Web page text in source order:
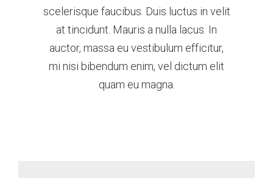
scelerisque faucibus. Duis luctus in velit
at tincidunt. Mauris a nulla lacus. In
auctor, massa eu vestibulum efficitur,
mi nisi bibendum enim, vel dictum elit
quam eu magna.